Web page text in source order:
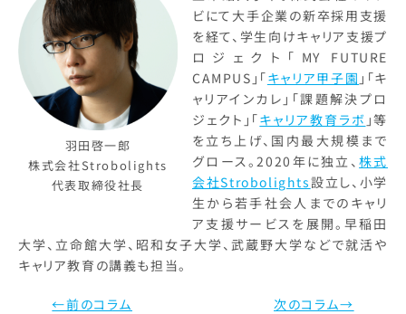
羽田啓一郎
株式会社Strobolights
代表取締役社長
ビにて大手企業の新卒採用支援
を経て、学生向けキャリア支援プ
ロジェクト「MY FUTURE
CAMPUS」「キャリア甲子園 」「キ
ャリアインカレ」「課題解決プロ
ジェクト」「キャリア教育ラボ 」等
を立ち上げ、国内最大規模まで
グロース。2020年に独立、株式
会社Strobolights設立し、小学
生から若手社会人までのキャリ
ア支援サービスを展開。早稲田
大学、立命館大学、昭和女子大学、武蔵野大学などで就活や
キャリア教育の講義も担当。
←前のコラム 次のコラム→